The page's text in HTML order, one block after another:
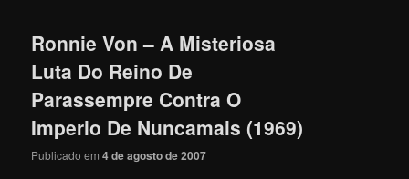
Ronnie Von – A Misteriosa
Luta Do Reino De
Parassempre Contra O
Imperio De Nuncamais (1969)
Publicado em4 de agosto de 2007